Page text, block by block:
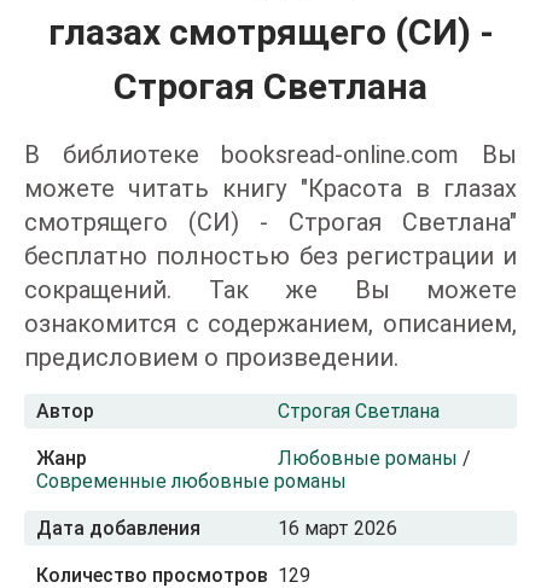
глазах смотрящего (СИ) -
Строгая Светлана
В библиотеке booksread-online.com Вы
можете читать книгу "Красота в глазах
смотрящего (СИ) - Строгая Светлана"
бесплатно полностью без регистрации и
сокращений. Так же Вы можете
ознакомится с содержанием, описанием,
предисловием о произведении.
Автор Строгая Светлана
Жанр Любовные романы /
Современные любовные романы
Дата добавления 16 март 2026
Количество просмотров 129